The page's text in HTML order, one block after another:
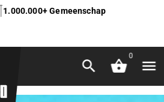
1.000.000+ Gemeenschap
0